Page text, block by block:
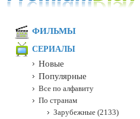
ФИЛЬМЫ
СЕРИАЛЫ
Новые
Популярные
Все по алфавиту
По странам
Зарубежные (2133)